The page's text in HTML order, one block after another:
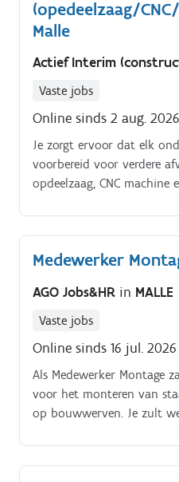
(opedeelzaag/
Malle
Actief Interim
Vaste jobs
Online sinds 2 aug. 2026
Je zorgt ervoor dat elk
voorbereid voor verdere
opdeelzaag, CNC
afgewerkte onderdelen
en werkplek
Medewerker
AGO Jobs&HR in MALLE
Vaste jobs
Online sinds 16 jul. 2026
Als Medewerker Montage
voor het monteren van
op bouwwerven. Je zult
van
aan montageoverleg